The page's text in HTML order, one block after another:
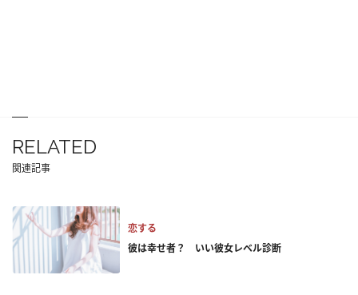
RELATED
関連記事
恋する
彼は幸せ者？ いい彼女レベル診断